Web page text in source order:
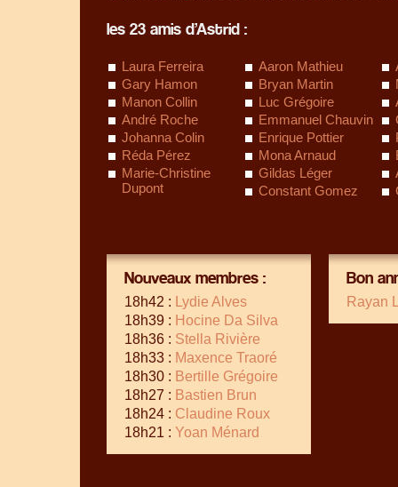
les 23 amis d’Astrid :
Laura Ferreira Aaron Mathieu
Gary Hamon
Bryan Martin
Manon Collin
Luc Grégoire
André Roche
Emmanuel Chauvin
Johanna Colin
Enrique Pottier
Réda Pérez
Mona Arnaud
Marie-Christine
Dupont
Gildas Léger
Constant Gomez
Nouveaux membres :
18h42 :
Lydie Alves
18h39 : Hocine Da Silva
18h36 : Stella Rivière
18h33 : Maxence Traoré
18h30 : Bertille Grégoire
18h27 : Bastien Brun
18h24 : Claudine Roux
18h21 : Yoan Ménard
Bon
Rayan